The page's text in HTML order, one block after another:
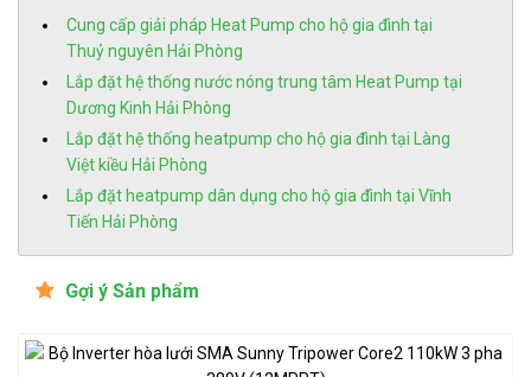
Cung cấp giải pháp Heat Pump cho hộ gia đình tại
Thuỷ nguyên Hải Phòng
Lắp đặt hệ thống nước nóng trung tâm Heat Pump tại
Dương Kinh Hải Phòng
Lắp đặt hệ thống heatpump cho hộ gia đình tại Làng
Việt kiều Hải Phòng
Lắp đặt heatpump dân dụng cho hộ gia đình tại Vĩnh
Tiến Hải Phòng
Gợi ý Sản phẩm